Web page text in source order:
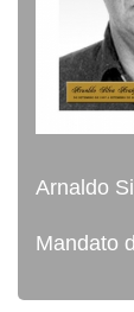
Arnaldo
Mandato